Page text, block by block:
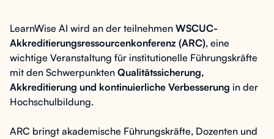
LearnWise AI wird an der teilnehmen WSCUC-
Akkreditierungsressourcenkonferenz (ARC), eine
wichtige Veranstaltung für institutionelle Führungskräfte
mit den Schwerpunkten Qualitätssicherung,
Akkreditierung und kontinuierliche Verbesserung in der
Hochschulbildung.
ARC bringt akademische Führungskräfte, Dozenten und